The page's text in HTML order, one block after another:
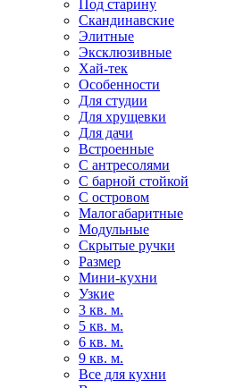
Под старину
Скандинавские
Элитные
Эксклюзивные
Хай-тек
Особенности
Для студии
Для хрущевки
Для дачи
Встроенные
С антресолями
С барной стойкой
С островом
Малогабаритные
Модульные
Скрытые ручки
Размер
Мини-кухни
Узкие
3 кв. м.
5 кв. м.
6 кв. м.
9 кв. м.
Все для кухни